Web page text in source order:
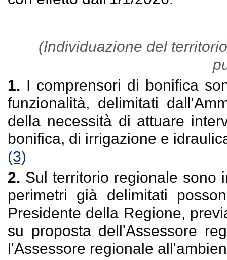
(Individuazione del
1. I comprensori di bonifica
funzionalità, delimitati
della necessità di attuare
bonifica, di irrigazione e
(3)
2. Sul territorio regionale sono
perimetri già delimitati
Presidente della Regione,
su proposta dell'Assessore
l'Assessore regionale